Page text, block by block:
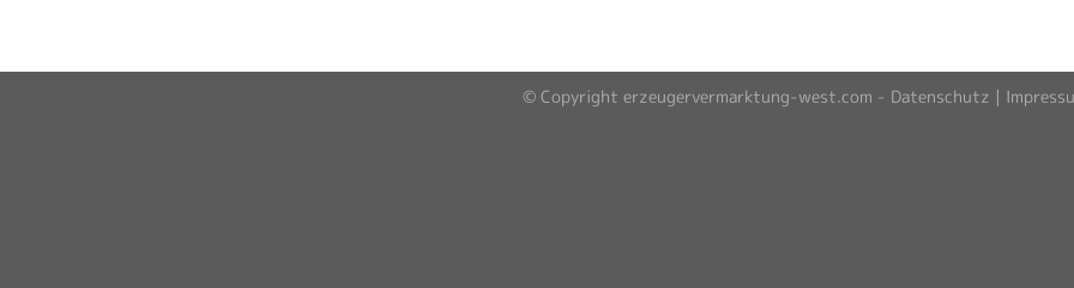
© Copyright erzeugervermarktung-west.com - Datenschutz |